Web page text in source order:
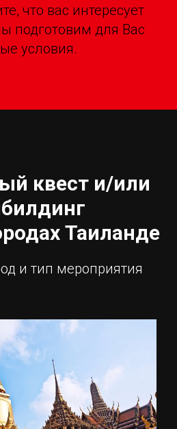
что вас интересует
подготовим для Вас
условия.
квест и/или
Таиланде
и тип мероприятия